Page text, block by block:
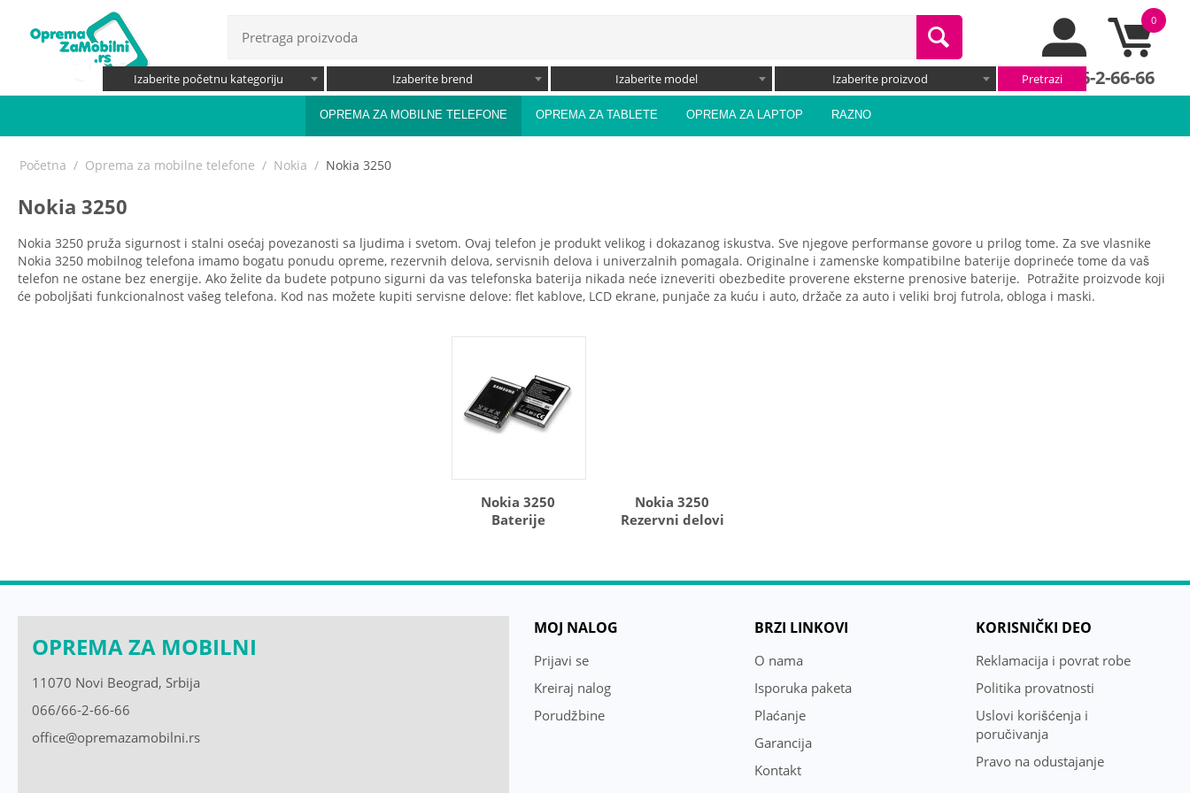
0
066/66-2-66-66
Izaberite početnu kategoriju Izaberite brend Izaberite model Izaberite proizvod
OPREMA ZA MOBILNE TELEFONE OPREMA ZA TABLETE OPREMA ZA LAPTOP RAZNO
Početna / Oprema za mobilne telefone / Nokia / Nokia 3250
Nokia 3250
Nokia 3250 pruža sigurnost i stalni osećaj povezanosti sa ljudima i svetom. Ovaj telefon je produkt velikog i dokazanog iskustva. Sve njegove performanse govore u prilog tome. Za sve vlasnike
Nokia 3250 mobilnog telefona imamo bogatu ponudu opreme, rezervnih delova, servisnih delova i univerzalnih pomagala. Originalne i zamenske kompatibilne baterije doprineće tome da vaš
telefon ne ostane bez energije. Ako želite da budete potpuno sigurni da vas telefonska baterija nikada neće izneveriti obezbedite proverene eksterne prenosive baterije. Potražite proizvode koji
će poboljšati funkcionalnost vašeg telefona. Kod nas možete kupiti servisne delove: flet kablove, LCD ekrane, punjače za kuću i auto, držače za auto i veliki broj futrola, obloga i maski.
Nokia 3250
Baterije
Nokia 3250
Rezervni delovi
OPREMA ZA MOBILNI
11070 Novi Beograd, Srbija
066/66-2-66-66
office@opremazamobilni.rs
MOJ NALOG
Prijavi se
Kreiraj nalog
Porudžbine
BRZI LINKOVI
O nama
Isporuka paketa
Plaćanje
Garancija
Kontakt
KORISNIČKI DEO
Reklamacija i povrat robe
Politika provatnosti
Uslovi korišćenja i
poručivanja
Pravo na odustajanje